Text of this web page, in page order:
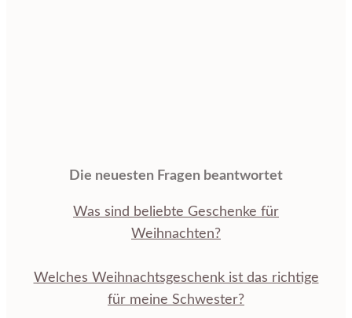
Die neuesten Fragen beantwortet
Was sind beliebte Geschenke für
Weihnachten?
Welches Weihnachtsgeschenk ist das richtige
für meine Schwester?